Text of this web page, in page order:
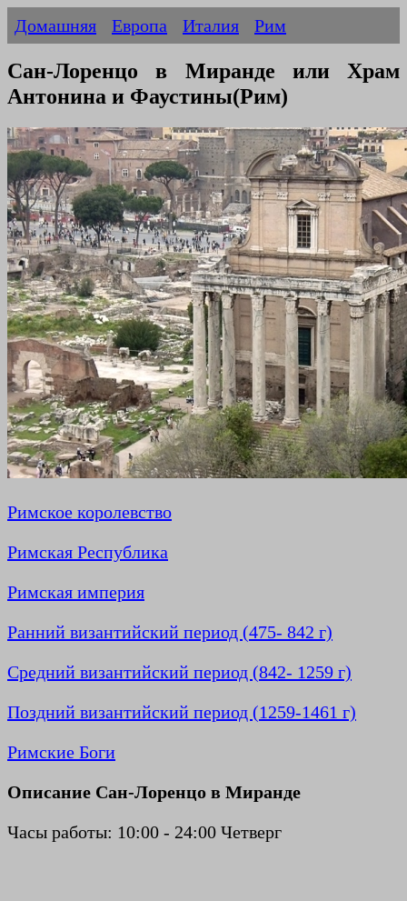
Домашняя Европа Италия Рим
Сан-Лоренцо в Миранде или Храм
Антонина и Фаустины(Рим)
Римское королевство
Римская Республика
Римская империя
Ранний византийский период (475- 842 г)
Средний византийский период (842- 1259 г)
Поздний византийский период (1259-1461 г)
Римские Боги
Описание Сан-Лоренцо в Миранде
Часы работы: 10:00 - 24:00 Четверг